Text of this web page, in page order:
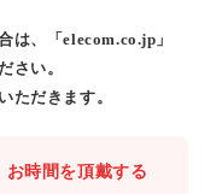
は、「elecom.co.jp」
さい。
ただきます。
お時間を頂戴する